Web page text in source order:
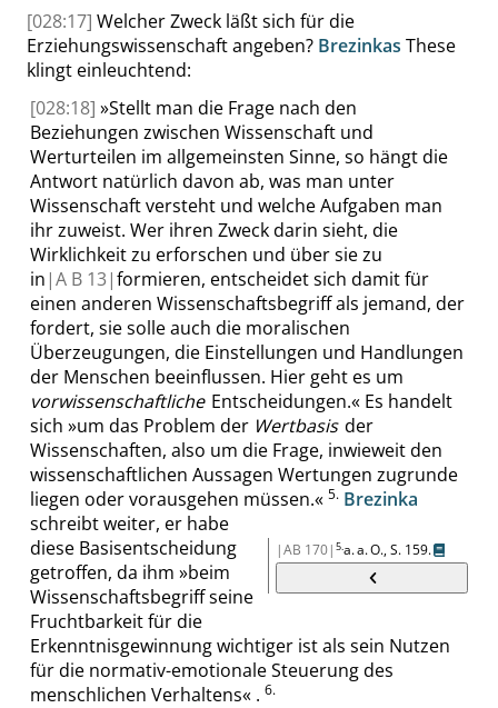
[028:17] Welcher Zweck läßt sich für die
Erziehungswissenschaft angeben? Brezinkas These
klingt einleuchtend:
[028:18] »Stellt man die Frage nach den
Beziehungen zwischen Wissenschaft und
Werturteilen im allgemeinsten Sinne, so hängt die
Antwort natürlich davon ab, was man unter
Wissenschaft versteht und welche Aufgaben man
ihr zuweist. Wer ihren Zweck darin sieht, die
Wirklichkeit zu erforschen und über sie zu
in |A B 13|formieren, entscheidet sich damit für
einen anderen Wissenschaftsbegriff als jemand, der
fordert, sie solle auch die moralischen
Überzeugungen, die Einstellungen und Handlungen
der Menschen beeinflussen. Hier geht es um
vorwissenschaftliche Entscheidungen.« Es handelt
sich »um das Problem der Wertbasis der
Wissenschaften, also um die Frage, inwieweit den
wissenschaftlichen Aussagen Wertungen zugrunde
liegen oder vorausgehen müssen.« 5.
|AB 170| 5.a. a. O.,S. 159.
Brezinka
schreibt weiter, er habe
diese Basisentscheidung
getroffen, da ihm »beim
Wissenschaftsbegriff seine
Fruchtbarkeit für die
Erkenntnisgewinnung wichtiger ist als sein Nutzen
für die normativ-emotionale Steuerung des
menschlichen Verhaltens« . 6.